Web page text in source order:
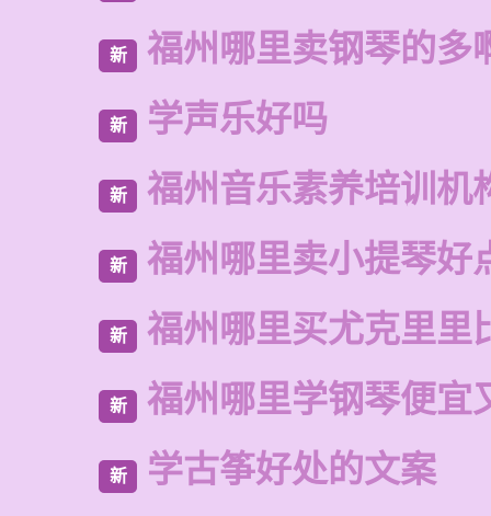
新 福州哪里卖钢琴的多
新 学声乐好吗
新 福州音乐素养培训机
新 福州哪里卖小提琴好
新 福州哪里买尤克里里
新 福州哪里学钢琴便宜
新 学古筝好处的文案